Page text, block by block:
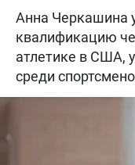
Анна Черкашина
квалификацию
атлетике в США,
среди